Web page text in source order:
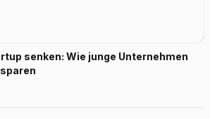
senken: Wie junge Unternehmen